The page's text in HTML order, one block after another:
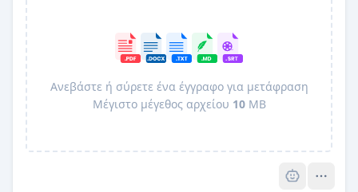
Ανεβάστε ή σύρετε ένα έγγραφο για μετάφραση
Μέγιστο μέγεθος αρχείου 10MB